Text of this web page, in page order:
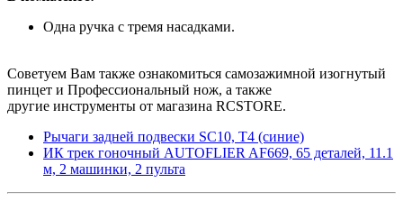
Одна ручка с тремя насадками.
Советуем Вам также ознакомиться самозажимной изогнутый
пинцет и Профессиональный нож, а также
другие инструменты от магазина RCSTORE.
Рычаги задней подвески SC10, T4 (синие)
ИК трек гоночный AUTOFLIER AF669, 65 деталей, 11.1
м, 2 машинки, 2 пульта